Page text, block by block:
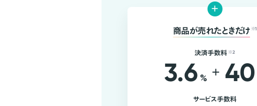
+
商品が売れたときだけ ※1
決済手数料 ※2
3.6 % + 40
サービス手数料